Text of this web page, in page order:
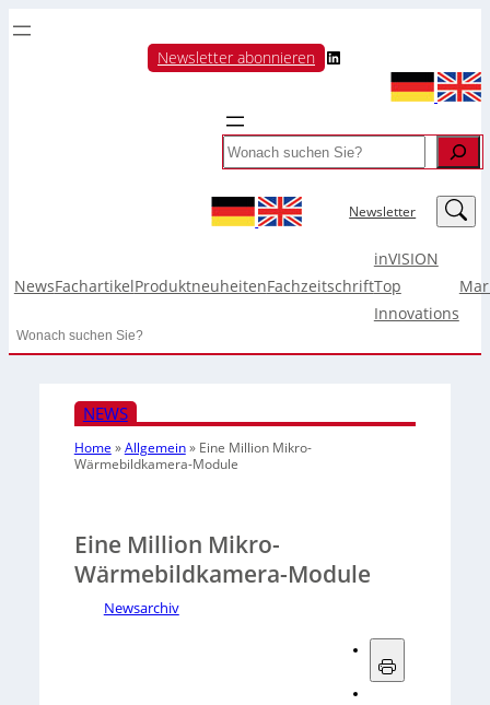
Newsletter abonnieren LinkedIn
Search
Newsletter LinkedIn
NewsFachartikelProduktneuheitenFachzeitschrift
inVISION
Top
Innovations
Search
NEWS
Home »Allgemein» Eine Million Mikro-
Wärmebildkamera-Module
Eine Million Mikro-
Wärmebildkamera-Module
Newsarchiv